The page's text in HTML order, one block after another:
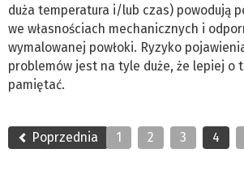
duża temperatura i/lub czas) powodują
we własnościach mechanicznych i
wymalowanej powłoki. Ryzyko
problemów jest na tyle duże, że lepiej o
pamiętać.
Poprzednia 1 2 3 4